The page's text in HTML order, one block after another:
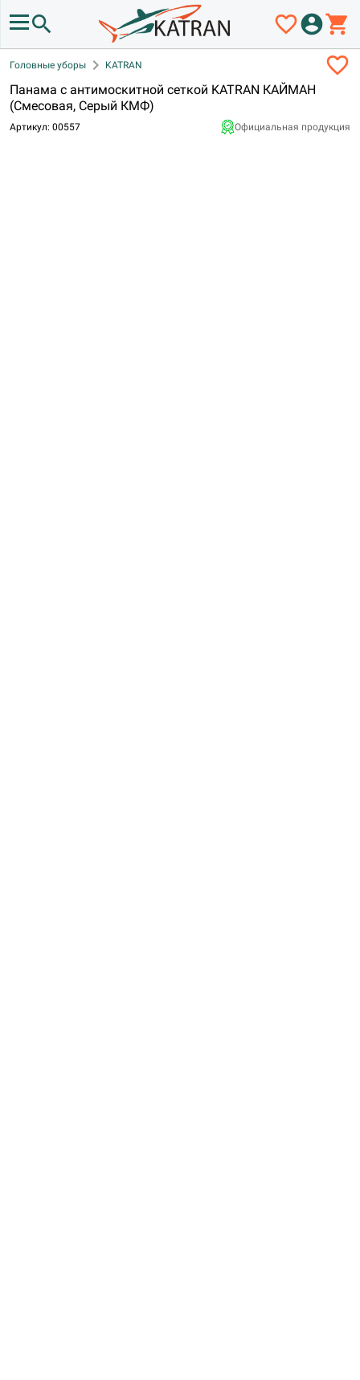
search favorite_borderaccount_circleshopping_cart
Головные уборы chevron_right KATRAN favorite_border
Панама с антимоскитной сеткой KATRAN КАЙМАН
(Смесовая, Серый КМФ)
Артикул: 00557 Официальная продукция